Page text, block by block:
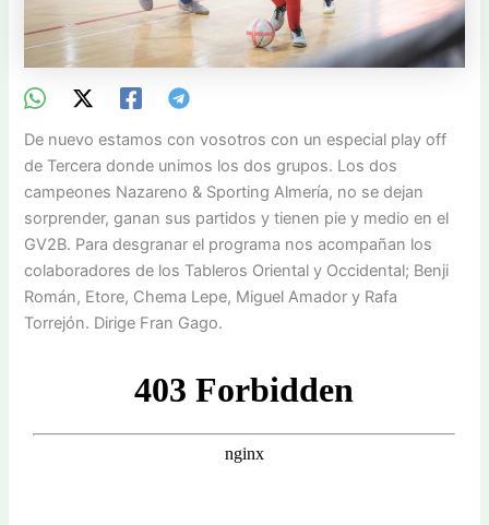
De nuevo estamos con vosotros con un especial play off
de Tercera donde unimos los dos grupos. Los dos
campeones Nazareno & Sporting Almería, no se dejan
sorprender, ganan sus partidos y tienen pie y medio en el
GV2B. Para desgranar el programa nos acompañan los
colaboradores de los Tableros Oriental y Occidental; Benji
Román, Etore, Chema Lepe, Miguel Amador y Rafa
Torrejón. Dirige Fran Gago.